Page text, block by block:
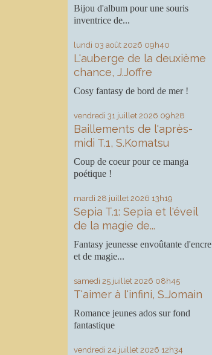
Bijou d'album pour une souris
inventrice de...
lundi 03 août 2026 09h40
L'auberge de la deuxième
chance, J.Joffre
Cosy fantasy de bord de mer !
vendredi 31 juillet 2026 09h28
Baillements de l'après-
midi T.1, S.Komatsu
Coup de coeur pour ce manga
poétique !
mardi 28 juillet 2026 13h19
Sepia T.1: Sepia et l'éveil
de la magie de...
Fantasy jeunesse envoûtante d'encre
et de magie...
samedi 25 juillet 2026 08h45
T'aimer à l'infini, S.Jomain
Romance jeunes ados sur fond
fantastique
vendredi 24 juillet 2026 12h34